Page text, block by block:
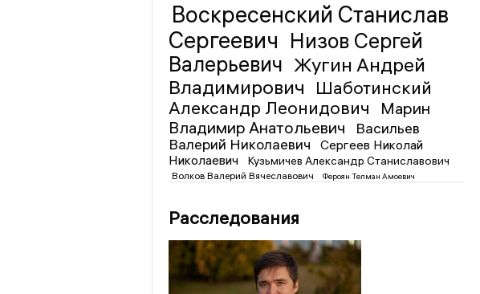
Воскресенский Станислав
Сергеевич Низов Сергей
Валерьевич Жугин Андрей
Владимирович
Шаботинский
Александр Леонидович
Марин
Владимир Анатольевич
Васильев
Валерий Николаевич
Сергеев Николай
Николаевич
Кузьмичев Александр Станиславович
Волков Валерий Вячеславович Фероян Телман Амоевич
Расследования